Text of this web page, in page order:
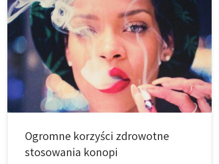
Chociaż rezultaty mogą nie być szokujące dla wszystkich, wielu
ludzi na tej planecie dopiero zaczyna się budzić i odkrywać
ogromne korzyści lecznicze, które konopia ma do zaoferowania.
Niedawne badania przeprowadzone przez Instytut Psychiatrii
Molekularnej na Uniwersytecie w Bonn w Niemczech odkryły, ze
aktywacja systemu kannabinoidów w mózgu powoduje
uwalnianie przeciwutleniaczy, […]
Ogromne korzyści zdrowotne
stosowania konopi